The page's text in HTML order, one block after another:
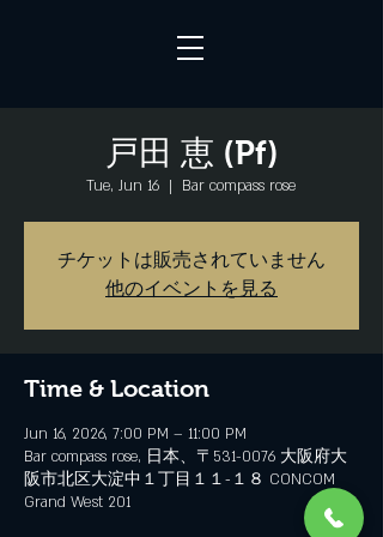
戸田 恵 (Pf)
Tue, Jun 16
  |
Bar compass rose
チケットは販売されていません
他のイベントを見る
Time & Location
Jun 16, 2026, 7:00 PM – 11:00 PM
Bar compass rose, 日本、〒531-0076 大阪府大
阪市北区大淀中１丁目１１−１８ CONCOM
Grand West 201